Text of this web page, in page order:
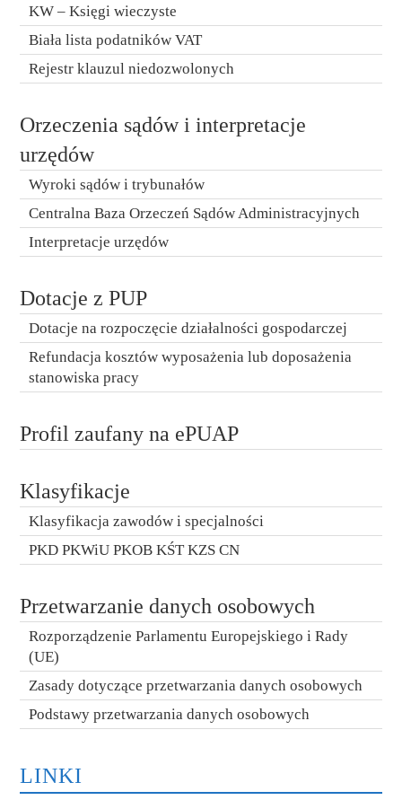
KW – Księgi wieczyste
Biała lista podatników VAT
Rejestr klauzul niedozwolonych
Orzeczenia sądów i interpretacje
urzędów
Wyroki sądów i trybunałów
Centralna Baza Orzeczeń Sądów Administracyjnych
Interpretacje urzędów
Dotacje z PUP
Dotacje na rozpoczęcie działalności gospodarczej
Refundacja kosztów wyposażenia lub doposażenia
stanowiska pracy
Profil zaufany na ePUAP
Klasyfikacje
Klasyfikacja zawodów i specjalności
PKD PKWiU PKOB KŚT KZS CN
Przetwarzanie danych osobowych
Rozporządzenie Parlamentu Europejskiego i Rady
(UE)
Zasady dotyczące przetwarzania danych osobowych
Podstawy przetwarzania danych osobowych
LINKI